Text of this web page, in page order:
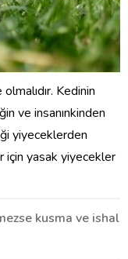
olmalıdır. Kedinin
ve insanınkinden
yiyeceklerden
için yasak yiyecekler
kusma ve ishal